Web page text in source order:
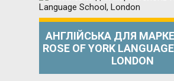
АНГЛІЙСЬКА ДЛЯ
ROSE OF YORK
LONDON